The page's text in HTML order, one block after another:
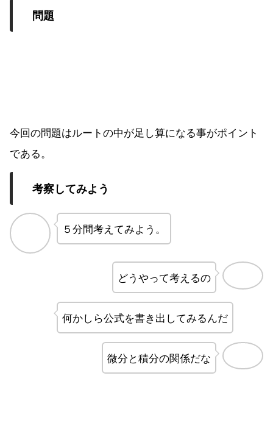
問題
今回の問題はルートの中が足し算になる事がポイント
である。
考察してみよう
５分間考えてみよう。
どうやって考えるの
何かしら公式を書き出してみるんだ
微分と積分の関係だな